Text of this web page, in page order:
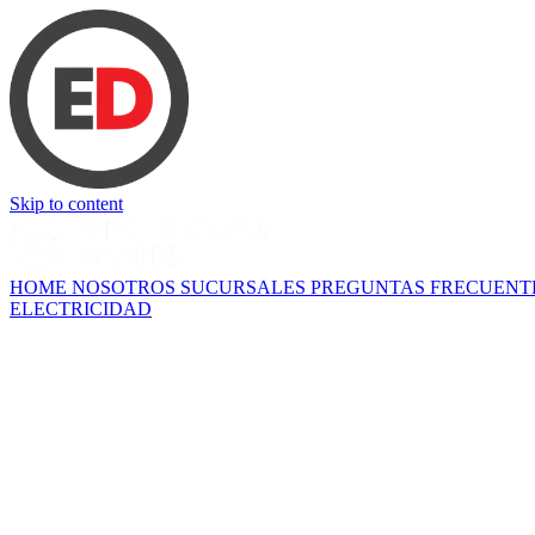
Skip to content
HOME NOSOTROS SUCURSALES PREGUNTAS
ELECTRICIDAD